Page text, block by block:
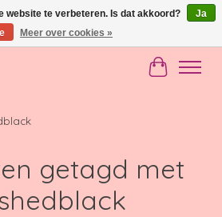
€150
getagd met
website te verbeteren. Is dat akkoord?
Ja
Meer over cookies »